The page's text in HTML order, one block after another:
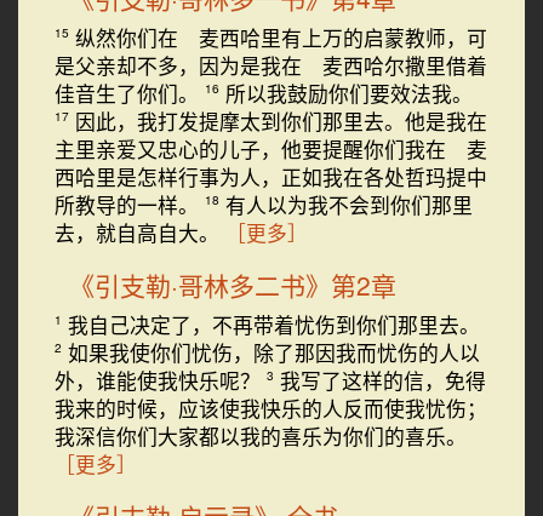
15 纵然你们在 麦西哈里有上万的启蒙教师，可
是父亲却不多，因为是我在 麦西哈尔撒里借着
佳音生了你们。
16 所以我鼓励你们要效法我。
17 因此，我打发提摩太到你们那里去。他是我在
主里亲爱又忠心的儿子，他要提醒你们我在 麦
西哈里是怎样行事为人，正如我在各处哲玛提中
所教导的一样。
18 有人以为我不会到你们那里
去，就自高自大。
［更多］
《引支勒·哥林多二书》第2章
1 我自己决定了，不再带着忧伤到你们那里去。
2 如果我使你们忧伤，除了那因我而忧伤的人以
外，谁能使我快乐呢？
3 我写了这样的信，免得
我来的时候，应该使我快乐的人反而使我忧伤；
我深信你们大家都以我的喜乐为你们的喜乐。
［更多］